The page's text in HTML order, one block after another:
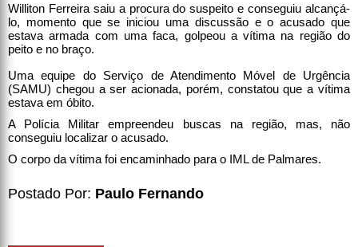
Williton Ferreira saiu a procura do suspeito e conseguiu alcançá-
lo, momento que se iniciou uma discussão e o acusado que
estava armada com uma faca, golpeou a vítima na região do
peito e no braço.
Uma equipe do Serviço de Atendimento Móvel de Urgência
(SAMU) chegou a ser acionada, porém, constatou que a vítima
estava em óbito.
A Polícia Militar empreendeu buscas na região, mas, não
conseguiu localizar o acusado.
O corpo da vítima foi encaminhado para o IML de Palmares.
Postado Por: Paulo Fernando